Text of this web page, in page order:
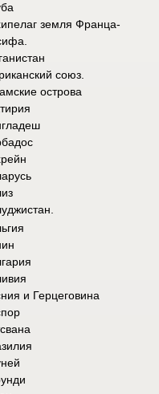
земля Франца-
союз.
острова
и Герцеговина